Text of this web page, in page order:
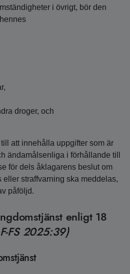
i övrigt, bör den
droger, och
att innehålla uppgifter som är
ändamålsenliga i förhållande till
för dels åklagarens beslut om
eller straffvarning ska meddelas,
påföljd.
enligt 18
FS 2025:39)